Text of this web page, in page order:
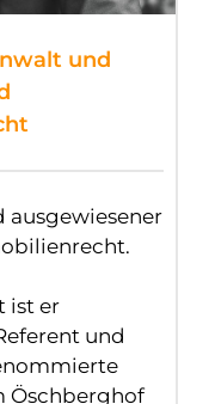
und
ausgewiesener
ist er
und
Öschberghof